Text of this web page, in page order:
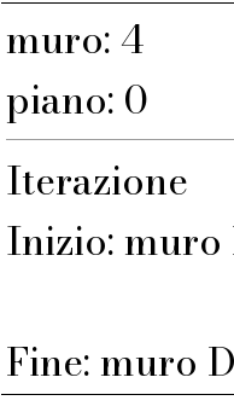
muro: 4
piano: 0
Iterazione
Inizio: muro
Fine: muro